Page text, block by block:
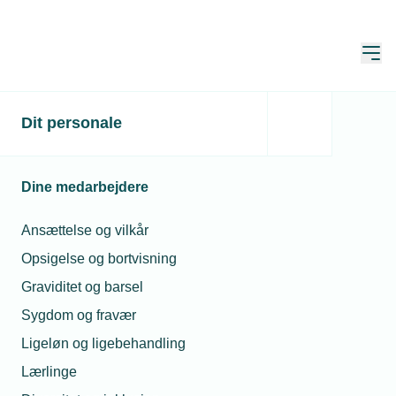
Dit personale
Dine medarbejdere
Ansættelse og vilkår
Opsigelse og bortvisning
Graviditet og barsel
Sygdom og fravær
Ligeløn og ligebehandling
Lærlinge
Vvs-Virksomhed blandt
Skrevet af: Mikkel Svinth Rødgaard